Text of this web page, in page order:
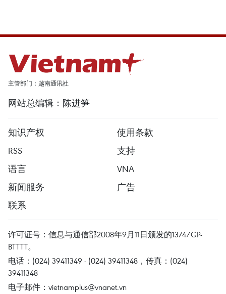
主管部门：越南通讯社
网站总编辑：陈进笋
知识产权
使用条款
RSS
支持
语言
VNA
新闻服务
广告
联系
许可证号：信息与通信部2008年9月11日颁发的1374/GP-
BTTTT。
电话：(024) 39411349 - (024) 39411348，传真：(024)
39411348
电子邮件： vietnamplus@vnanet.vn